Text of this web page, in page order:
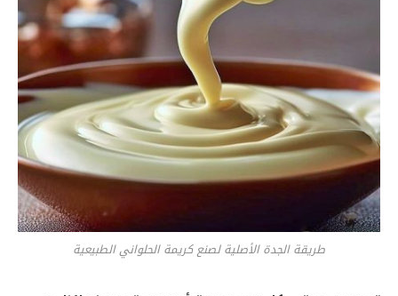
طريقة الجدة الأصلية لصنع كريمة الحلواني الطبيعية